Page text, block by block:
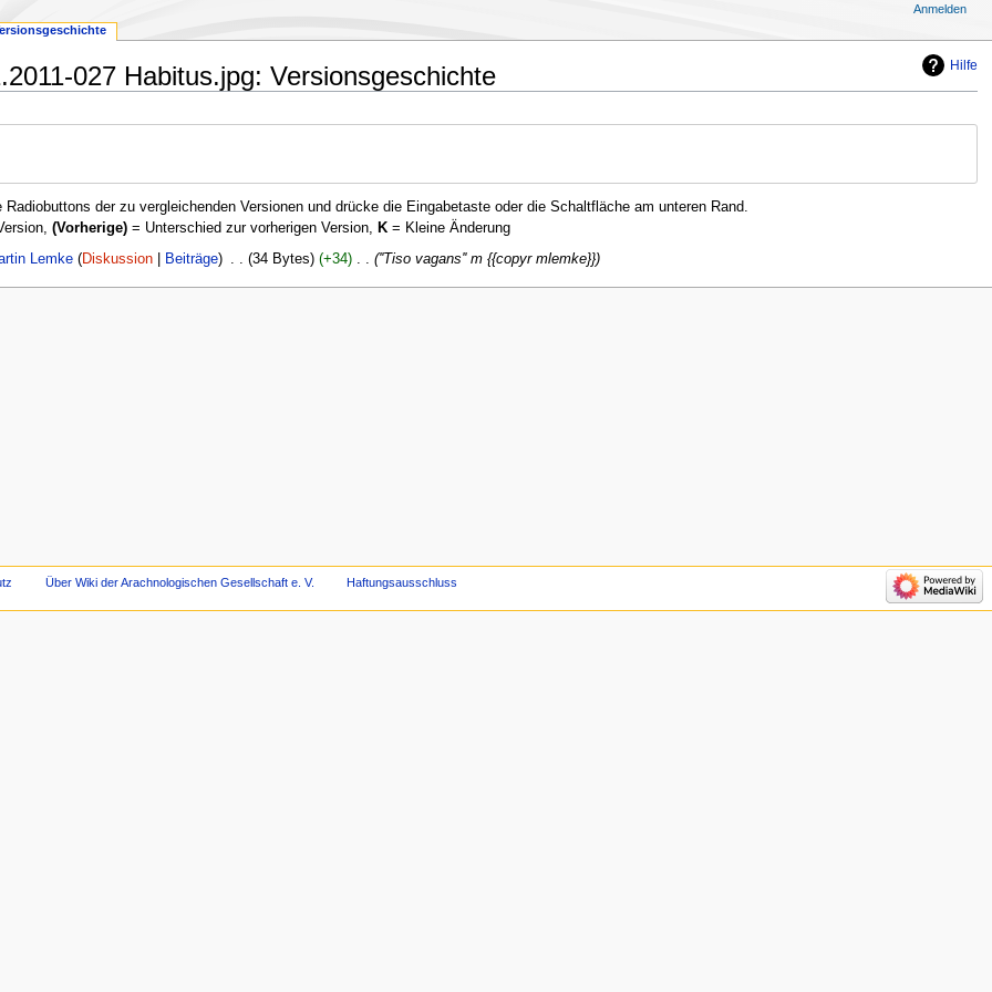
Hilfe
027 Habitus.jpg: Versionsgeschichte
der zu vergleichenden Versionen und drücke die Eingabetaste oder die Schaltfläche am unteren Rand.
(Vorherige)= Unterschied zur vorherigen Version, K= Kleine Änderung
Lemke Diskussion Beiträge 34 Bytes +34 ‎ ''Tiso vagans'' m {{copyr mlemke}}
Anmelden
Über Wiki der Arachnologischen Gesellschaft e. V. Haftungsausschluss